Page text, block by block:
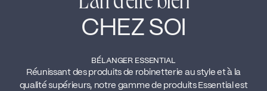
CHEZ SOI
BÉLANGER ESSENTIAL
Réunissant des produits de robinetterie au style et à la
qualité supérieurs, notre gamme de produits Essential est